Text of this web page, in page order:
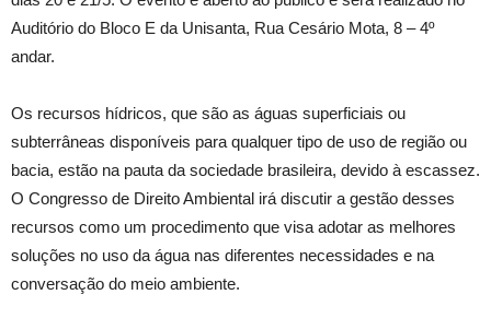
Auditório do Bloco E da Unisanta, Rua Cesário Mota, 8 – 4º
andar.
Os recursos hídricos, que são as águas superficiais ou
subterrâneas disponíveis para qualquer tipo de uso de região ou
bacia, estão na pauta da sociedade brasileira, devido à escassez.
O Congresso de Direito Ambiental irá discutir a gestão desses
recursos como um procedimento que visa adotar as melhores
soluções no uso da água nas diferentes necessidades e na
conversação do meio ambiente.